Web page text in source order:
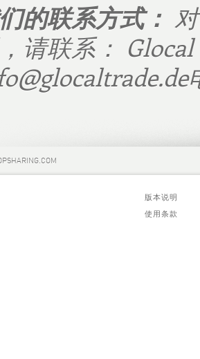
的联系方式：
请联系：
版本说明
使用条款